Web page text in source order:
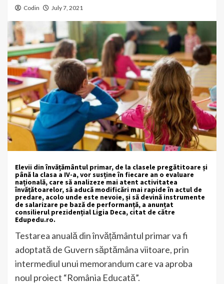
Codin July 7, 2021
Elevii din învățământul primar, de la clasele pregătitoare și
până la clasa a IV-a, vor susține în fiecare an o evaluare
națională, care să analizeze mai atent activitatea
învățătoarelor, să aducă modificări mai rapide în actul de
predare, acolo unde este nevoie, și să devină instrumente
de salarizare pe bază de performanță, a anunțat
consilierul prezidențial Ligia Deca, citat de către
Edupedu.ro.
Testarea anuală din învățământul primar va fi
adoptată de Guvern săptămâna viitoare, prin
intermediul unui memorandum care va aproba
noul proiect “România Educată”.